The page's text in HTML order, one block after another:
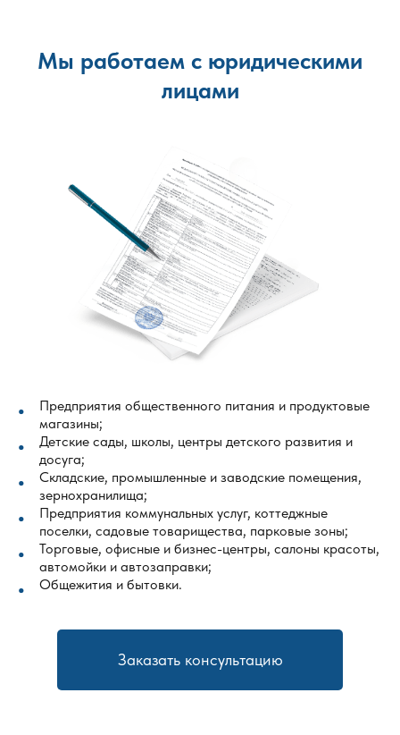
Мы работаем с юридическими
лицами
Предприятия общественного питания и продуктовые
магазины;
Детские сады, школы, центры детского развития и
досуга;
Складские, промышленные и заводские помещения,
зернохранилища;
Предприятия коммунальных услуг, коттеджные
поселки, садовые товарищества, парковые зоны;
Торговые, офисные и бизнес-центры, салоны красоты,
автомойки и автозаправки;
Общежития и бытовки.
Заказать консультацию